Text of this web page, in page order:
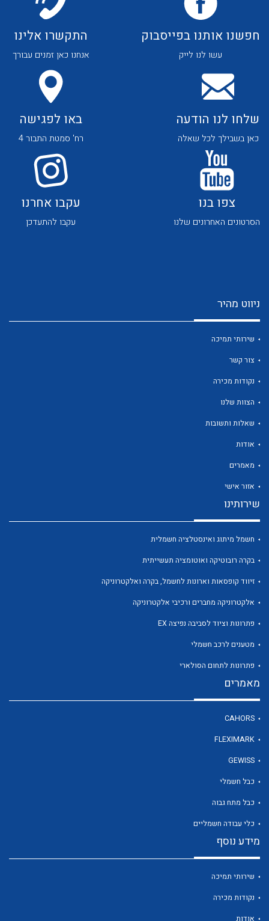
לכל מוצרי היצרן לכל מוצרי היצרן
לכל מוצרי היצרן לכל מוצרי היצרן
לכל מוצרי היצרן
לכל מוצרי היצרן
חפשנו אותנו בפייסבוק
עשו לנו לייק
התקשרו אלינו
אנחנו כאן זמנים עבורך
שלחו לנו הודעה
כאן בשבילך לכל שאלה
באו לפגישה
רח' סמטת התבור 4
צפו בנו
הסרטונים האחרונים שלנו
עקבו אחרנו
עקבו להתעדכן
ניווט מהיר
שירותי תמיכה
צור קשר
נקודות מכירה
הצוות שלנו
שאלות ותשובות
אודות
מאמרים
אזור אישי
שירותינו
חשמל מיתוג ואינסטלציה חשמלית
בקרה רובוטיקה ואוטומציה תעשייתית
זיווד קופסאות וארונות לחשמל, בקרה ואלקטרוניקה
אלקטרוניקה מחברים ורכיבי אלקטרוניקה
פתרונות וציוד לסביבה נפיצה EX
מטענים לרכב חשמלי
פתרונות לתחום הסולארי
מאמרים
CAHORS
FLEXIMARK
GEWISS
כבל חשמלי
כבל מתח גבוה
כלי עבודה חשמליים
מידע נוסף
שירותי תמיכה
נקודות מכירה
אודות